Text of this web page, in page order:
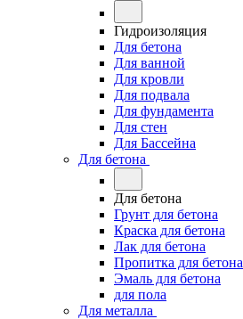
Гидроизоляция
Для бетона
Для ванной
Для кровли
Для подвала
Для фундамента
Для стен
Для Бассейна
Для бетона
Для бетона
Грунт для бетона
Краска для бетона
Лак для бетона
Пропитка для бетона
Эмаль для бетона
для пола
Для металла